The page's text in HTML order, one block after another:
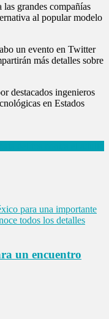
grandes compañías
al popular modelo
un evento en Twitter
más detalles sobre
destacados ingenieros
en Estados
un encuentro